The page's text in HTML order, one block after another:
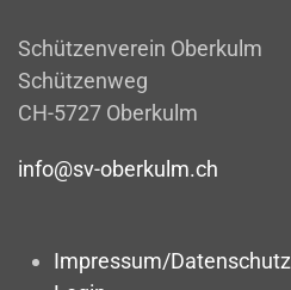
Schützenverein Oberkulm
Schützenweg
CH-5727 Oberkulm
info@sv-oberkulm.ch
Impressum/Datenschutz